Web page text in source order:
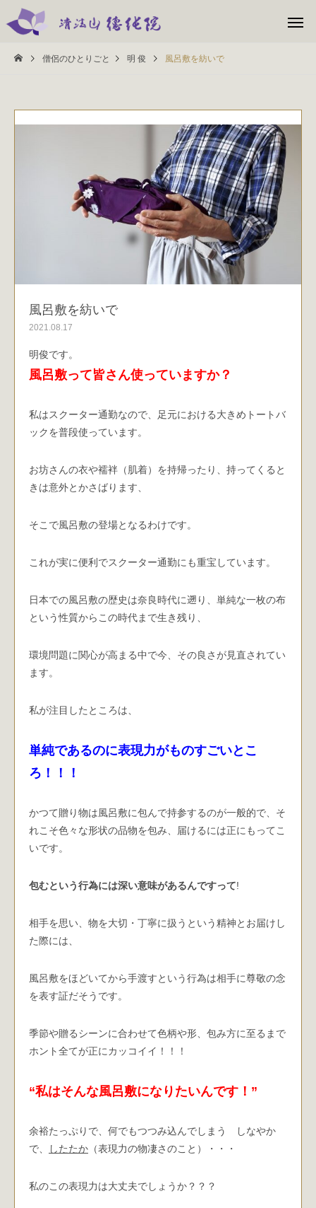
僧侶のひとりごと 明 俊 風呂敷を紡いで
風呂敷を紡いで
2021.08.17
明俊です。
風呂敷って皆さん使っていますか？
私はスクーター通勤なので、足元における大きめトートバ
ックを普段使っています。
お坊さんの衣や襦袢（肌着）を持帰ったり、持ってくると
きは意外とかさばります、
そこで風呂敷の登場となるわけです。
これが実に便利でスクーター通勤にも重宝しています。
日本での風呂敷の歴史は奈良時代に遡り、単純な一枚の布
という性質からこの時代まで生き残り、
環境問題に関心が高まる中で今、その良さが見直されてい
ます。
私が注目したところは、
単純であるのに表現力がものすごいとこ
ろ！！！
かつて贈り物は風呂敷に包んで持参するのが一般的で、そ
れこそ色々な形状の品物を包み、届けるには正にもってこ
いです。
包むという行為には深い意味があるんですって!
相手を思い、物を大切・丁寧に扱うという精神とお届けし
た際には、
風呂敷をほどいてから手渡すという行為は相手に尊敬の念
を表す証だそうです。
季節や贈るシーンに合わせて色柄や形、包み方に至るまで
ホント全てが正にカッコイイ！！！
“私はそんな風呂敷になりたいんです！”
余裕たっぷりで、何でもつつみ込んでしまう しなやか
で、
したたか （表現力の物凄さのこと）・・・
私のこの表現力は大丈夫でしょうか？？？